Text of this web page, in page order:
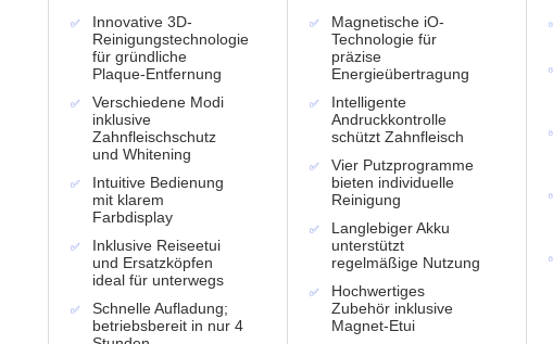
Innovative 3D-
Reinigungstechnologie
für gründliche
Plaque-Entfernung
Verschiedene Modi
inklusive
Zahnfleischschutz
und Whitening
Intuitive Bedienung
mit klarem
Farbdisplay
Inklusive Reiseetui
und Ersatzköpfen
ideal für unterwegs
Schnelle Aufladung;
betriebsbereit in nur 4
Magnetische iO-
Technologie für
präzise
Energieübertragung
Intelligente
Andruckkontrolle
schützt Zahnfleisch
Vier Putzprogramme
bieten individuelle
Reinigung
Langlebiger Akku
unterstützt
regelmäßige Nutzung
Hochwertiges
Zubehör inklusive
Magnet-Etui